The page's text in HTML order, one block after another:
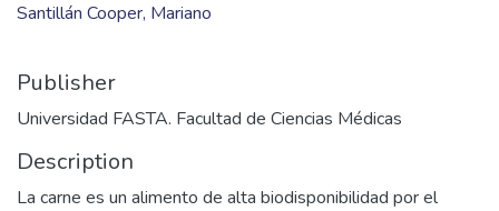
Santillán Cooper, Mariano
Publisher
Universidad FASTA. Facultad de Ciencias Médicas
Description
La carne es un alimento de alta biodisponibilidad por el